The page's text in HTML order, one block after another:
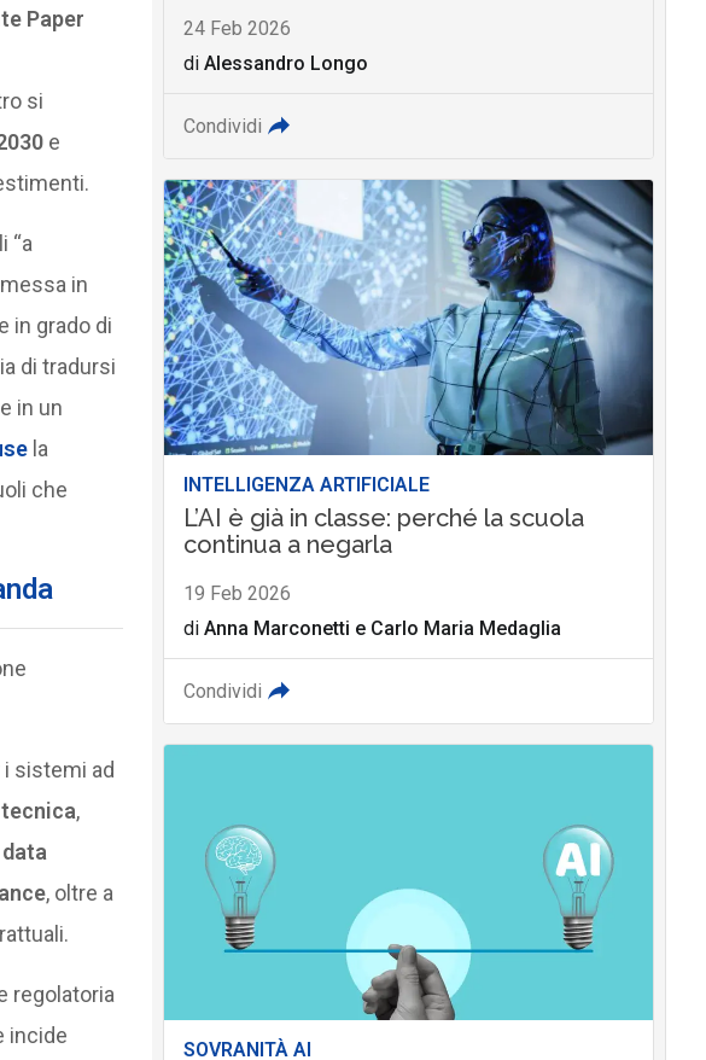
Paper
si
e
“a
in
in grado di
di tradursi
in un
la
che
sistemi ad
,
data
, oltre a
regolatoria
incide
24 Feb 2026
di Alessandro Longo
Condividi
INTELLIGENZA ARTIFICIALE
L’AI è già in classe: perché la scuola
continua a negarla
19 Feb 2026
di Anna Marconetti e Carlo Maria Medaglia
Condividi
SOVRANITÀ AI